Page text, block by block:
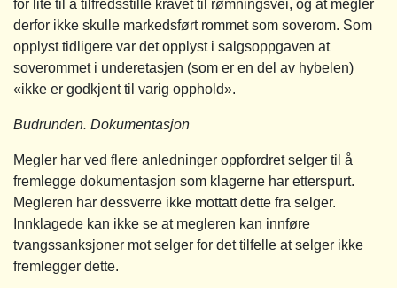
for lite til å tilfredsstille kravet til rømningsvei, og at megler
derfor ikke skulle markedsført rommet som soverom. Som
opplyst tidligere var det opplyst i salgsoppgaven at
soverommet i underetasjen (som er en del av hybelen)
«ikke er godkjent til varig opphold».
Budrunden. Dokumentasjon
Megler har ved flere anledninger oppfordret selger til å
fremlegge dokumentasjon som klagerne har etterspurt.
Megleren har dessverre ikke mottatt dette fra selger.
Innklagede kan ikke se at megleren kan innføre
tvangssanksjoner mot selger for det tilfelle at selger ikke
fremlegger dette.